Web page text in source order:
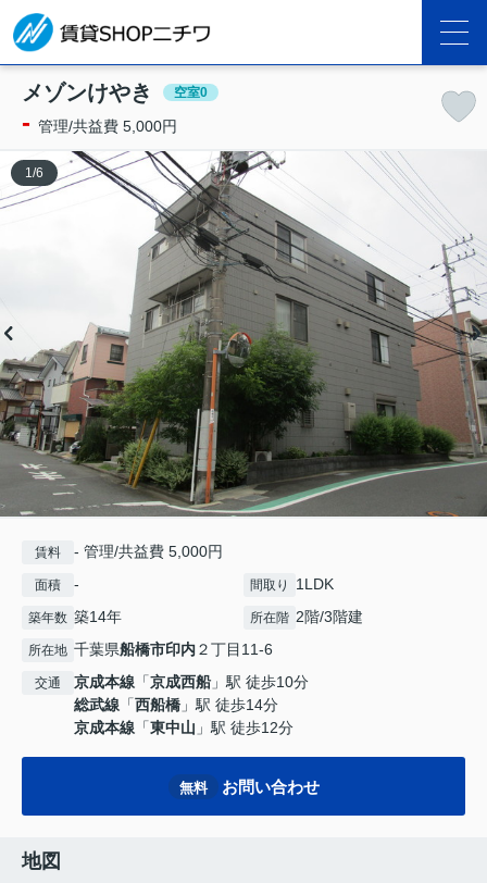
メゾンけやき 空室0
- 管理/共益費 5,000円
1 /6
賃料 - 管理/共益費 5,000円
面積 - 間取り 1LDK
築年数 築14年 所在階 2階/3階建
所在地 千葉県船橋市印内２丁目11-6
交通 京成本線 「京成西船」駅 徒歩10分
総武線 「西船橋 」駅 徒歩14分
京成本線 「東中山 」駅 徒歩12分
無料 お問い合わせ
地図